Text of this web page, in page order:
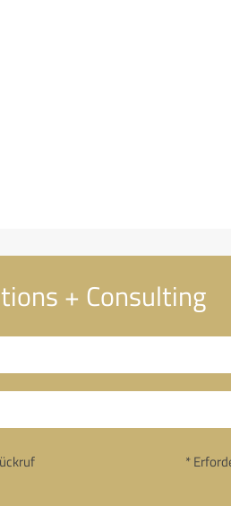
+ Consulting
*